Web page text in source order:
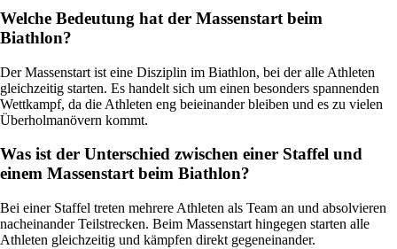
Welche Bedeutung hat der Massenstart beim
Biathlon?
Der Massenstart ist eine Disziplin im Biathlon, bei der alle Athleten
gleichzeitig starten. Es handelt sich um einen besonders spannenden
Wettkampf, da die Athleten eng beieinander bleiben und es zu vielen
Überholmanövern kommt.
Was ist der Unterschied zwischen einer Staffel und
einem Massenstart beim Biathlon?
Bei einer Staffel treten mehrere Athleten als Team an und absolvieren
nacheinander Teilstrecken. Beim Massenstart hingegen starten alle
Athleten gleichzeitig und kämpfen direkt gegeneinander.